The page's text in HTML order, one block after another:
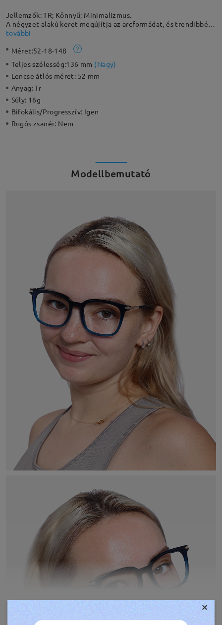
Jellemzők: TR; Könnyű; Minimalizmus.
A négyzet alakú keret megújítja az arcformádat, és trendibbé
tesz az áttetsző, vegyes színválasztékokkal. A kompakt
hengertemplomok kényelmes viseletet biztosítanak.
további
Méret:52-18-148
Teljes szélesség:136 mm (Nagy)
Lencse átlós méret: 52 mm
Anyag:Tr
Súly: 16g
Bifokális/Progresszív: Igen
Rugós zsanér: Nem
Modellbemutató
TOVÁBBIAK MEGJELENÍTÉSE ×